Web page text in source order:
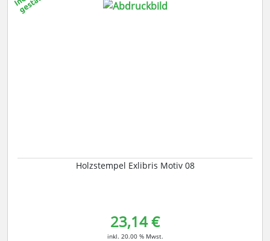
Holzstempel Exlibris Motiv 08
23,14 €
inkl. 20.00 % Mwst.